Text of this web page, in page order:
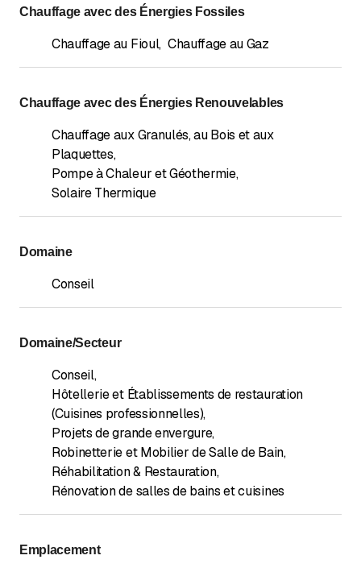
Chauffage avec des Énergies Fossiles
Chauffage au Fioul, Chauffage au Gaz
Chauffage avec des Énergies Renouvelables
Chauffage aux Granulés, au Bois et aux
Plaquettes,
Pompe à Chaleur et Géothermie,
Solaire Thermique
Domaine
Conseil
Domaine/Secteur
Conseil,
Hôtellerie et Établissements de restauration
(Cuisines professionnelles),
Projets de grande envergure,
Robinetterie et Mobilier de Salle de Bain,
Réhabilitation & Restauration,
Rénovation de salles de bains et cuisines
Emplacement